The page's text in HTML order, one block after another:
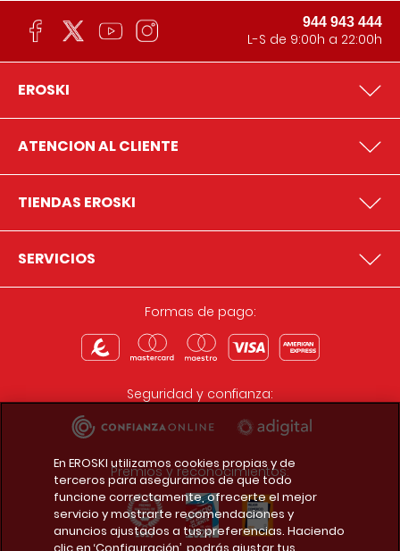
944 943 444
L-S de 9:00h a 22:00h
EROSKI
ATENCION AL CLIENTE
TIENDAS EROSKI
SERVICIOS
Formas de pago:
Seguridad y confianza:
Premios y reconocimientos:
En EROSKI utilizamos cookies propias y de
terceros para asegurarnos de que todo
funcione correctamente, ofrecerte el mejor
servicio y mostrarte recomendaciones y
anuncios ajustados a tus preferencias. Haciendo
clic en ‘Configuración’, podrás ajustar tus